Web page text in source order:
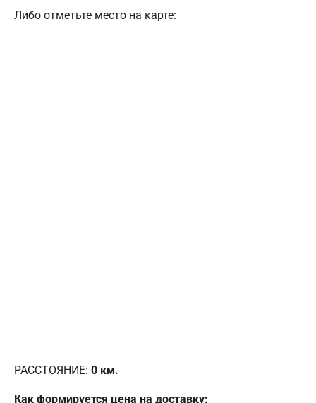
Либо отметьте место на карте:
РАССТОЯНИЕ: 0 км.
Как формируется цена на доставку: